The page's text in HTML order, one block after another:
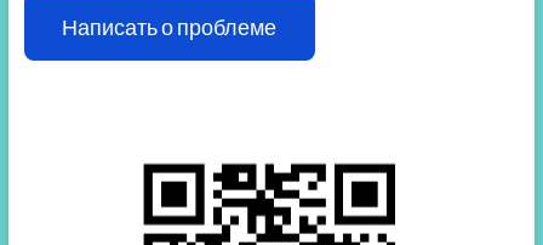
Написать о проблеме